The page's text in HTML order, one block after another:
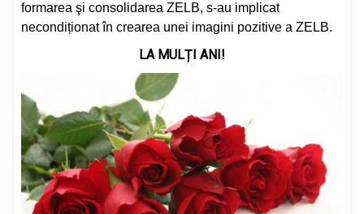
formarea şi consolidarea ZELB, s-au implicat
necondiționat în crearea unei imagini pozitive a ZELB.
LA MULȚI ANI!